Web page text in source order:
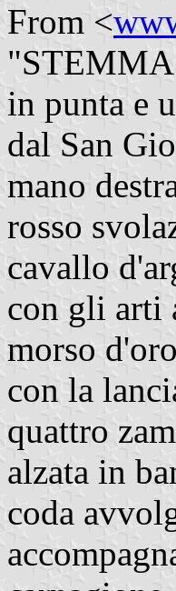
From <
in punta e
dal San
mano
rosso
cavallo
con gli arti
morso
con la
quattro
alzata in
coda